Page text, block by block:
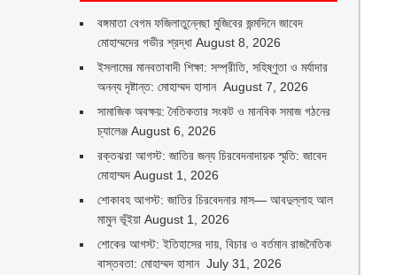
বঙ্গমাতা বেগম ফজিলাতুন্নেছা মুজিবের জন্মদিনে জাবেদ
মোহাম্মদের গভীর শ্রদ্ধা August 8, 2026
ইসলামের মানবতাবাদী শিক্ষা: সম্প্রীতি, সহিষ্ণুতা ও মর্যাদার
অনন্য দৃষ্টান্ত: মোহাম্মদ হাসান August 7, 2026
সামাজিক অবক্ষয়: নৈতিকতার সংকট ও মানবিক সমাজ গঠনের
চ্যালেঞ্জ August 6, 2026
রক্তঝরা আগস্ট: জাতির জন্য চিরবেদনাদায়ক স্মৃতি: জাবেদ
মোহাম্মদ August 1, 2026
শোকাবহ আগস্ট: জাতির চিরবেদনার মাস— আবদুল্লাহ আল
মামুন ভূঁইয়া August 1, 2026
শোকের আগস্ট: ইতিহাসের দায়, বিচার ও বর্তমান রাজনৈতিক
বাস্তবতা: মোহাম্মদ হাসান July 31, 2026